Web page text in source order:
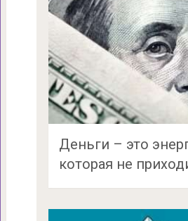
Деньги – это
которая не